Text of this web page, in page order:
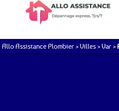
Allo Assistance Plombier >Villes >Var >